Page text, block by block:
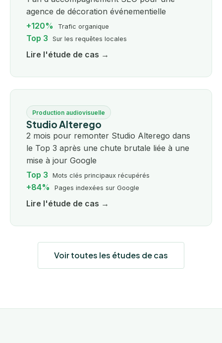
agence de décoration événementielle
+120%
Trafic organique
Top 3 Sur les requêtes locales
Lire l'étude de cas →
Production audiovisuelle
Studio Alterego
2 mois pour remonter Studio Alterego dans
le Top 3 après une chute brutale liée à une
mise à jour Google
Top 3
Mots clés principaux récupérés
+84% Pages indexées sur Google
Lire l'étude de cas →
Voir toutes les études de cas